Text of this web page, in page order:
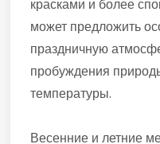
красками и более
может предложить
праздничную
пробуждения
температуры.
Весенние и летние